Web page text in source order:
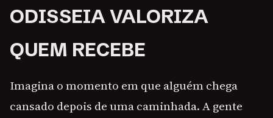
ODISSEIA VALORIZA
QUEM RECEBE
Imagina o momento em que alguém chega
cansado depois de uma caminhada. A gente